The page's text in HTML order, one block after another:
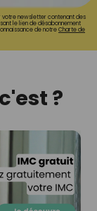
votre newsletter contenant des
le lien de désabonnement
de notreCharte de
?